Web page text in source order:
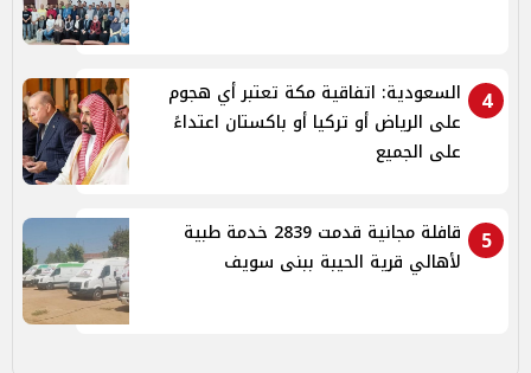
4
السعودية: اتفاقية مكة تعتبر أي هجوم
على الرياض أو تركيا أو باكستان اعتداءً
على الجميع
5
قافلة مجانية قدمت 2839 خدمة طبية
لأهالي قرية الحيبة ببنى سويف